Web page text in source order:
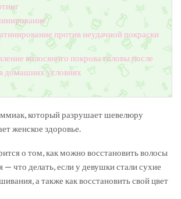
против неудачной покраски
волосяного покрова головы после
домашних условиях
который разрушает шевелюру
женское здоровье.
о том, как можно восстановить волосы
что делать, если у девушки стали сухие
а также как восстановить свой цвет